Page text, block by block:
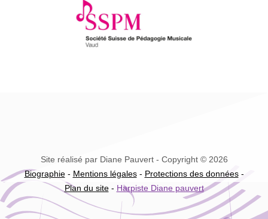
Site réalisé par Diane Pauvert - Copyright © 2026
Biographie- Mentions légales- Protections des données-
Plan du site- Harpiste Diane pauvert